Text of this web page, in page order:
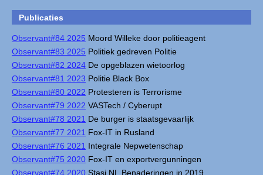
Publicaties
Observant#84 2025 Moord Willeke door politieagent
Observant#83 2025 Politiek gedreven Politie
Observant#82 2024 De opgeblazen wietoorlog
Observant#81 2023 Politie Black Box
Observant#80 2022 Protesteren is Terrorisme
Observant#79 2022 VASTech / Cyberupt
Observant#78 2021 De burger is staatsgevaarlijk
Observant#77 2021 Fox-IT in Rusland
Observant#76 2021 Integrale Nepwetenschap
Observant#75 2020 Fox-IT en exportvergunningen
Observant#74 2020 Stasi NL Benaderingen in 2019